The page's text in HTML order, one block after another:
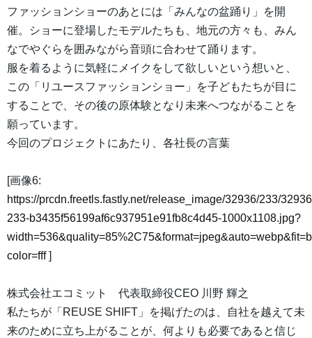
ファッションショーのあとには「みんなの盆踊り」を開
催。ショーに登場したモデルたちも、地元の方々も、みん
なでやぐらを囲みながら音頭に合わせて踊ります。
服を着るように気軽にメイクをして欲しいという想いと、
この「リユースファッションショー」を子どもたちが目に
することで、その後の原体験となり未来へつながることを
願っています。
今回のプロジェクトにあたり、各社長の言葉
[画像6:
https://prcdn.freetls.fastly.net/release_image/32936/233/
233-b3435f56199af6c937951e91fb8c4d45-1000x1108.jpg?
color=fff]
株式会社エコミット 代表取締役CEO 川野 輝之
私たちが「REUSE SHIFT」を掲げたのは、自社を越えて未
来のために立ち上がることが、何よりも必要であると信じ